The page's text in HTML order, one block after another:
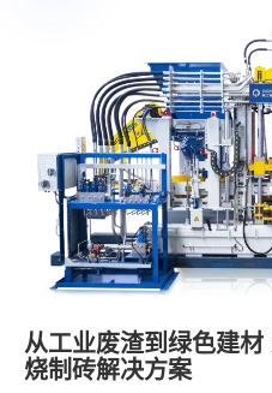
从工业废渣到绿色建
烧制砖解决方案